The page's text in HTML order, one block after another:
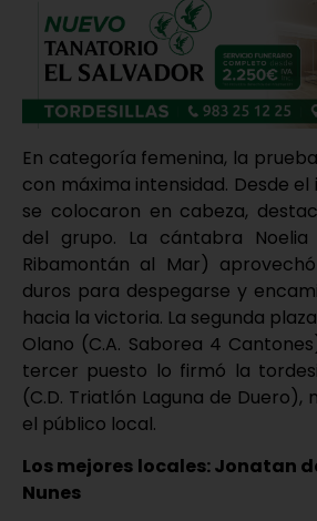
En categoría femenina, la
con máxima intensidad. Desde el
se colocaron en cabeza,
del grupo. La cántabra Noelia
Ribamontán al Mar)
duros para despegarse y
hacia la victoria. La segunda
Olano (C.A. Saborea 4
tercer puesto lo firmó la
(C.D. Triatlón Laguna de Duero),
el público local.
Los mejores locales: Jonatan
Nunes